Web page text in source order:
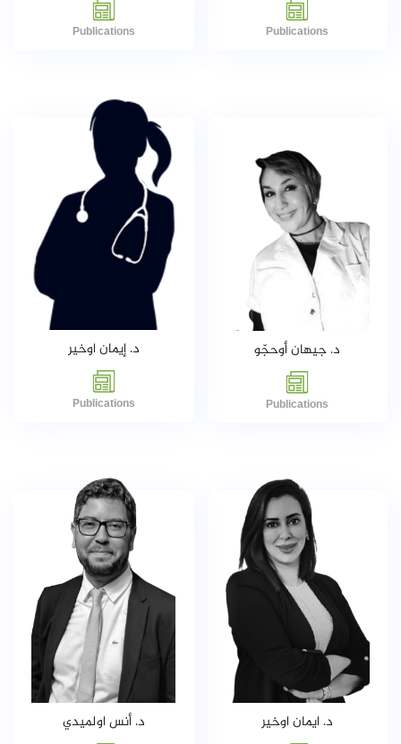
Publications
Publications
د. جيهان أوحجّو
Publications
د. إيمان اوخير
Publications
د. ايمان اوخير د. أنس اولميدي